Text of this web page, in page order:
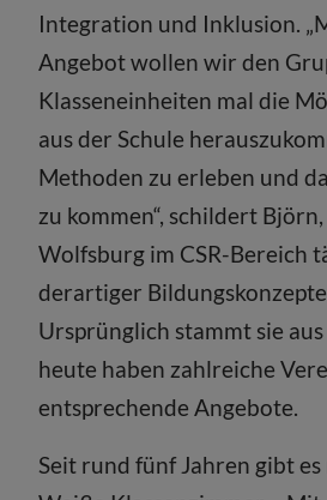
Integration und Inklusion.
Angebot wollen wir den
Klasseneinheiten mal die
aus der Schule
Methoden zu erleben und
zu kommen“, schildert
Wolfsburg im CSR-Bereich
derartiger
Ursprünglich stammt sie
heute haben zahlreiche
entsprechende Angebote.
Seit rund fünf Jahren gibt